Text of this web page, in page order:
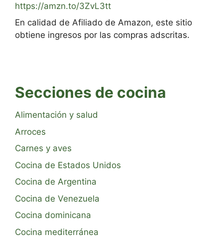
https://amzn.to/3ZvL3tt
En calidad de Afiliado de Amazon, este sitio
obtiene ingresos por las compras adscritas.
Secciones de cocina
Alimentación y salud
Arroces
Carnes y aves
Cocina de Estados Unidos
Cocina de Argentina
Cocina de Venezuela
Cocina dominicana
Cocina mediterránea